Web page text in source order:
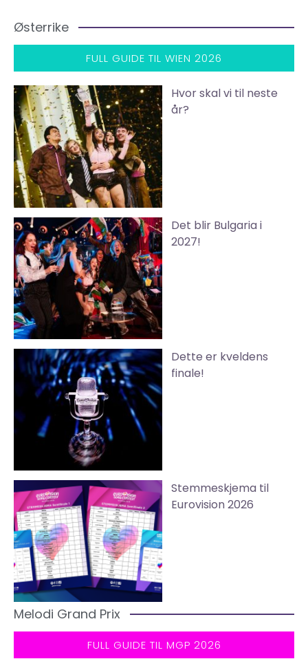
Østerrike
FULL GUIDE TIL WIEN 2026
Hvor skal vi til neste
år?
Det blir Bulgaria i
2027!
Dette er kveldens
finale!
Stemmeskjema til
Eurovision 2026
Melodi Grand Prix
FULL GUIDE TIL MGP 2026